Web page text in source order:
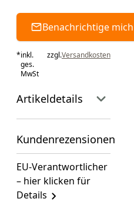
Benachrichtige mich
*inkl.
ges.
MwSt
zzgl.Versandkosten
Artikeldetails
Kundenrezensionen
EU-Verantwortlicher
– hier klicken für
Details